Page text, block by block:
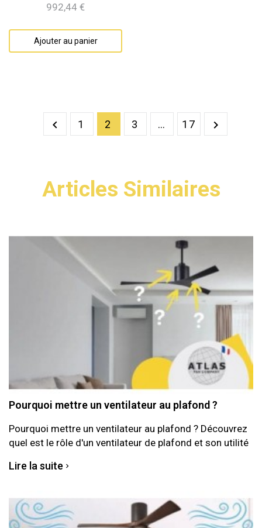
Prix
992,44 €
Ajouter au panier
 1 2 3 … 17 
Articles Similaires
Pourquoi mettre un ventilateur au plafond ?
Pourquoi mettre un ventilateur au plafond ? Découvrez
quel est le rôle d'un ventilateur de plafond et son utilité
Lire la suite